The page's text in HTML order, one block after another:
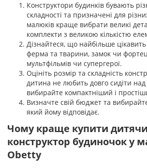
Конструктори будинків бувають
складності та призначені для
малюків краще вибрати великі
комплекти з великою кількістю
Дізнайтеся, що найбільше
ферма та тварини, замок чи
мультфільмів чи супергерої.
Оцініть розмір та складність
дитина не любить довго сидіти
вибирайте компактніший і
Визначте свій бюджет та
який йому відповідає.
Чому краще купити
конструктор будиночок у
Obetty